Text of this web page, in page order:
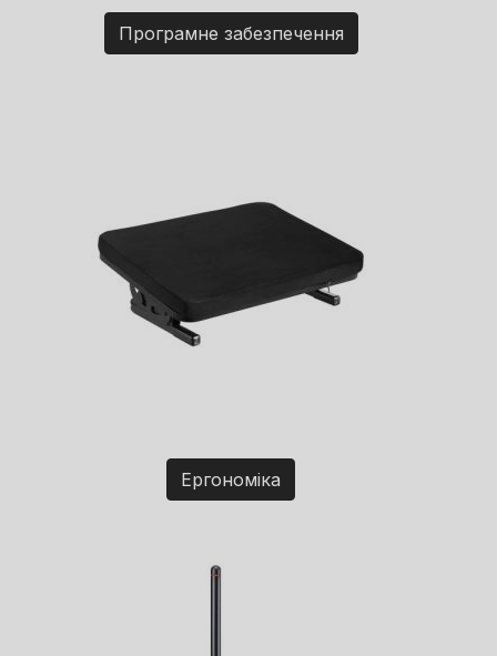
Програмне забезпечення
Ергономіка